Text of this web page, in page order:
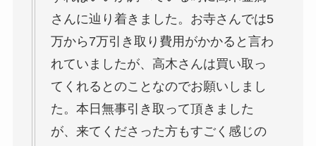
さんに辿り着きました。お寺さんでは5
万から7万引き取り費用がかかると言わ
れていましたが、高木さんは買い取っ
てくれるとのことなのでお願いしまし
た。本日無事引き取って頂きました
が、来てくださった方もすごく感じの